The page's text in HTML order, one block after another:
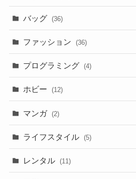
バッグ (36)
ファッション (36)
プログラミング (4)
ホビー (12)
マンガ (2)
ライフスタイル (5)
レンタル (11)